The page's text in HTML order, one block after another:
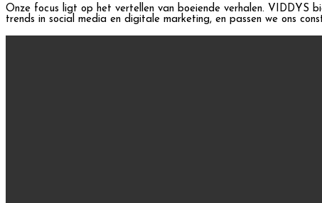
Onze focus ligt op het vertellen van boeiende verhalen. VIDDYS
trends in social media en digitale marketing, en passen we ons